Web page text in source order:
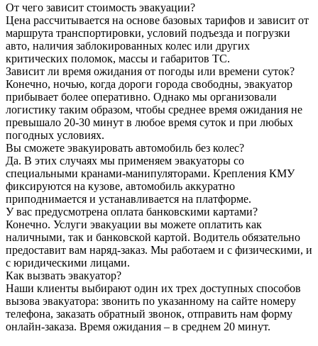
От чего зависит стоимость эвакуации?
Цена рассчитывается на основе базовых тарифов и зависит от
маршрута транспортировки, условий подъезда и погрузки
авто, наличия заблокированных колес или других
критических поломок, массы и габаритов ТС.
Зависит ли время ожидания от погоды или времени суток?
Конечно, ночью, когда дороги города свободны, эвакуатор
прибывает более оперативно. Однако мы организовали
логистику таким образом, чтобы среднее время ожидания не
превышало 20-30 минут в любое время суток и при любых
погодных условиях.
Вы сможете эвакуировать автомобиль без колес?
Да. В этих случаях мы применяем эвакуаторы со
специальными кранами-манипуляторами. Крепления КМУ
фиксируются на кузове, автомобиль аккуратно
приподнимается и устанавливается на платформе.
У вас предусмотрена оплата банковскими картами?
Конечно. Услуги эвакуации вы можете оплатить как
наличными, так и банковской картой. Водитель обязательно
предоставит вам наряд-заказ. Мы работаем и с физическими, и
с юридическими лицами.
Как вызвать эвакуатор?
Наши клиенты выбирают один их трех доступных способов
вызова эвакуатора: звонить по указанному на сайте номеру
телефона, заказать обратный звонок, отправить нам форму
онлайн-заказа. Время ожидания – в среднем 20 минут.